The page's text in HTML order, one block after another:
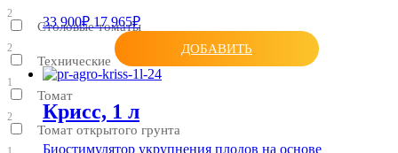
2
Столовые томаты
2
Технические
1
Томат
2
Томат открытого грунта
33 900₽ 17 965₽
ДОБАВИТЬ
Крисс, 1 л
Биостимулятор укрупнения плодов на основе